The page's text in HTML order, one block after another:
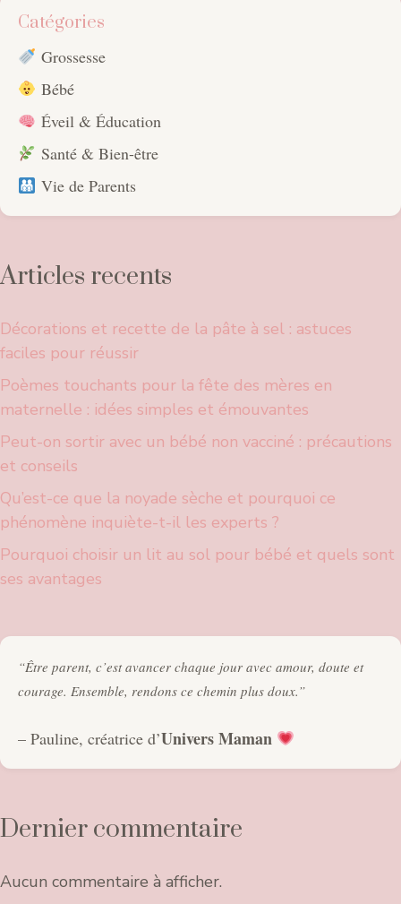
Catégories
Grossesse
Bébé
Éveil & Éducation
Santé & Bien-être
Vie de Parents
Articles recents
Décorations et recette de la pâte à sel : astuces
faciles pour réussir
Poèmes touchants pour la fête des mères en
maternelle : idées simples et émouvantes
Peut-on sortir avec un bébé non vacciné : précautions
et conseils
Qu’est-ce que la noyade sèche et pourquoi ce
phénomène inquiète-t-il les experts ?
Pourquoi choisir un lit au sol pour bébé et quels sont
ses avantages
“Être parent, c’est avancer chaque jour avec amour, doute et
courage. Ensemble, rendons ce chemin plus doux.”
– Pauline, créatrice d’Univers Maman
Dernier commentaire
Aucun commentaire à afficher.